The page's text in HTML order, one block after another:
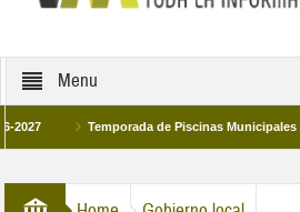
Menu
Temporada de Piscinas Municipales 2026